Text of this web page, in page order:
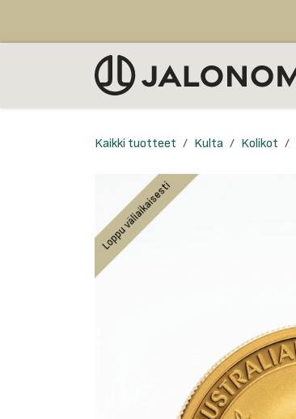
Kaikki tuotteet Kulta Kolikot
Loppu väliaikaisesti
Loppu väliaikaisesti